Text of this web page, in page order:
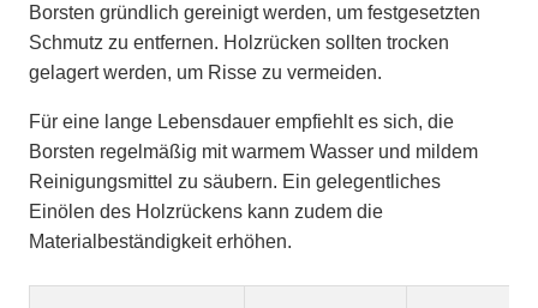
Borsten gründlich gereinigt werden, um festgesetzten
Schmutz zu entfernen. Holzrücken sollten trocken
gelagert werden, um Risse zu vermeiden.
Für eine lange Lebensdauer empfiehlt es sich, die
Borsten regelmäßig mit warmem Wasser und mildem
Reinigungsmittel zu säubern. Ein gelegentliches
Einölen des Holzrückens kann zudem die
Materialbeständigkeit erhöhen.